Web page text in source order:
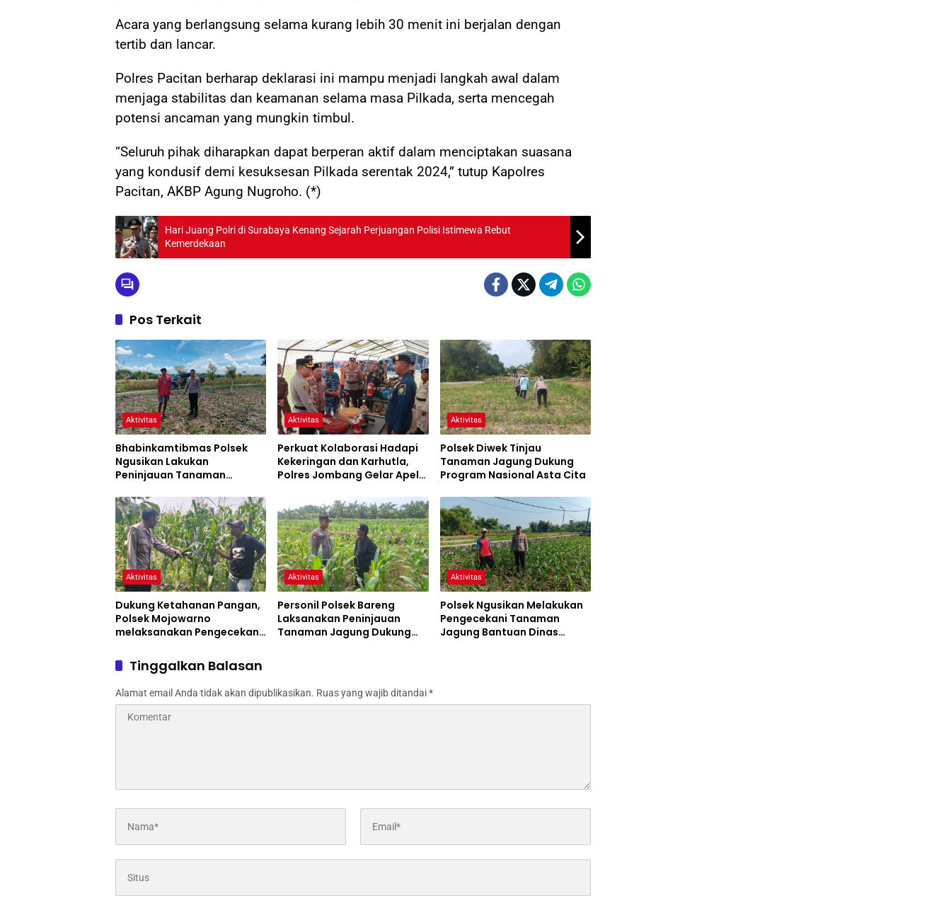
Acara yang berlangsung selama kurang lebih 30 menit ini berjalan dengan
tertib dan lancar.
Polres Pacitan berharap deklarasi ini mampu menjadi langkah awal dalam
menjaga stabilitas dan keamanan selama masa Pilkada, serta mencegah
potensi ancaman yang mungkin timbul.
“Seluruh pihak diharapkan dapat berperan aktif dalam menciptakan suasana
yang kondusif demi kesuksesan Pilkada serentak 2024,” tutup Kapolres
Pacitan, AKBP Agung Nugroho. (*)
Hari Juang Polri di Surabaya Kenang Sejarah Perjuangan Polisi Istimewa Rebut
Kemerdekaan
Pos Terkait
Aktivitas
Bhabinkamtibmas Polsek
Ngusikan Lakukan
Peninjauan Tanaman
Mendukung Ketahanan
Pangan
Aktivitas
Perkuat Kolaborasi Hadapi
Kekeringan dan Karhutla,
Polres Jombang Gelar Apel
Aktivitas
Polsek Diwek Tinjau
Tanaman Jagung Dukung
Program Nasional Asta Cita
Aktivitas
Dukung Ketahanan Pangan,
Polsek Mojowarno
melaksanakan Pengecekan
Aktivitas
Personil Polsek Bareng
Laksanakan Peninjauan
Tanaman Jagung Dukung
Aktivitas
Polsek Ngusikan Melakukan
Pengecekani Tanaman
Jagung Bantuan Dinas
Tinggalkan Balasan
Alamat email Anda tidak akan dipublikasikan. Ruas yang wajib ditandai*